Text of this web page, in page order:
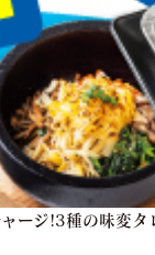
ージ!3種の味変